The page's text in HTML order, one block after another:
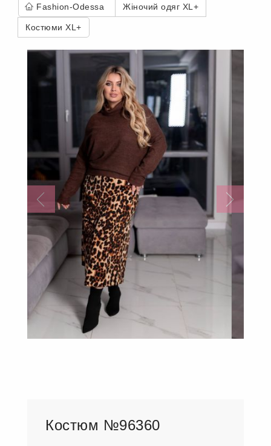
Fashion-Odessa Жіночий одяг XL+
Костюми XL+
Костюм №96360